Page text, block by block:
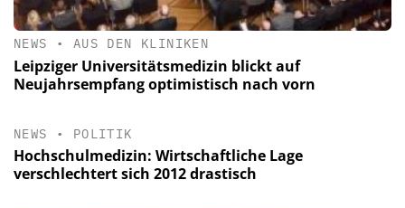
NEWS • AUS DEN KLINIKEN
Leipziger Universitätsmedizin blickt auf
Neujahrsempfang optimistisch nach vorn
NEWS • POLITIK
Hochschulmedizin: Wirtschaftliche Lage
verschlechtert sich 2012 drastisch